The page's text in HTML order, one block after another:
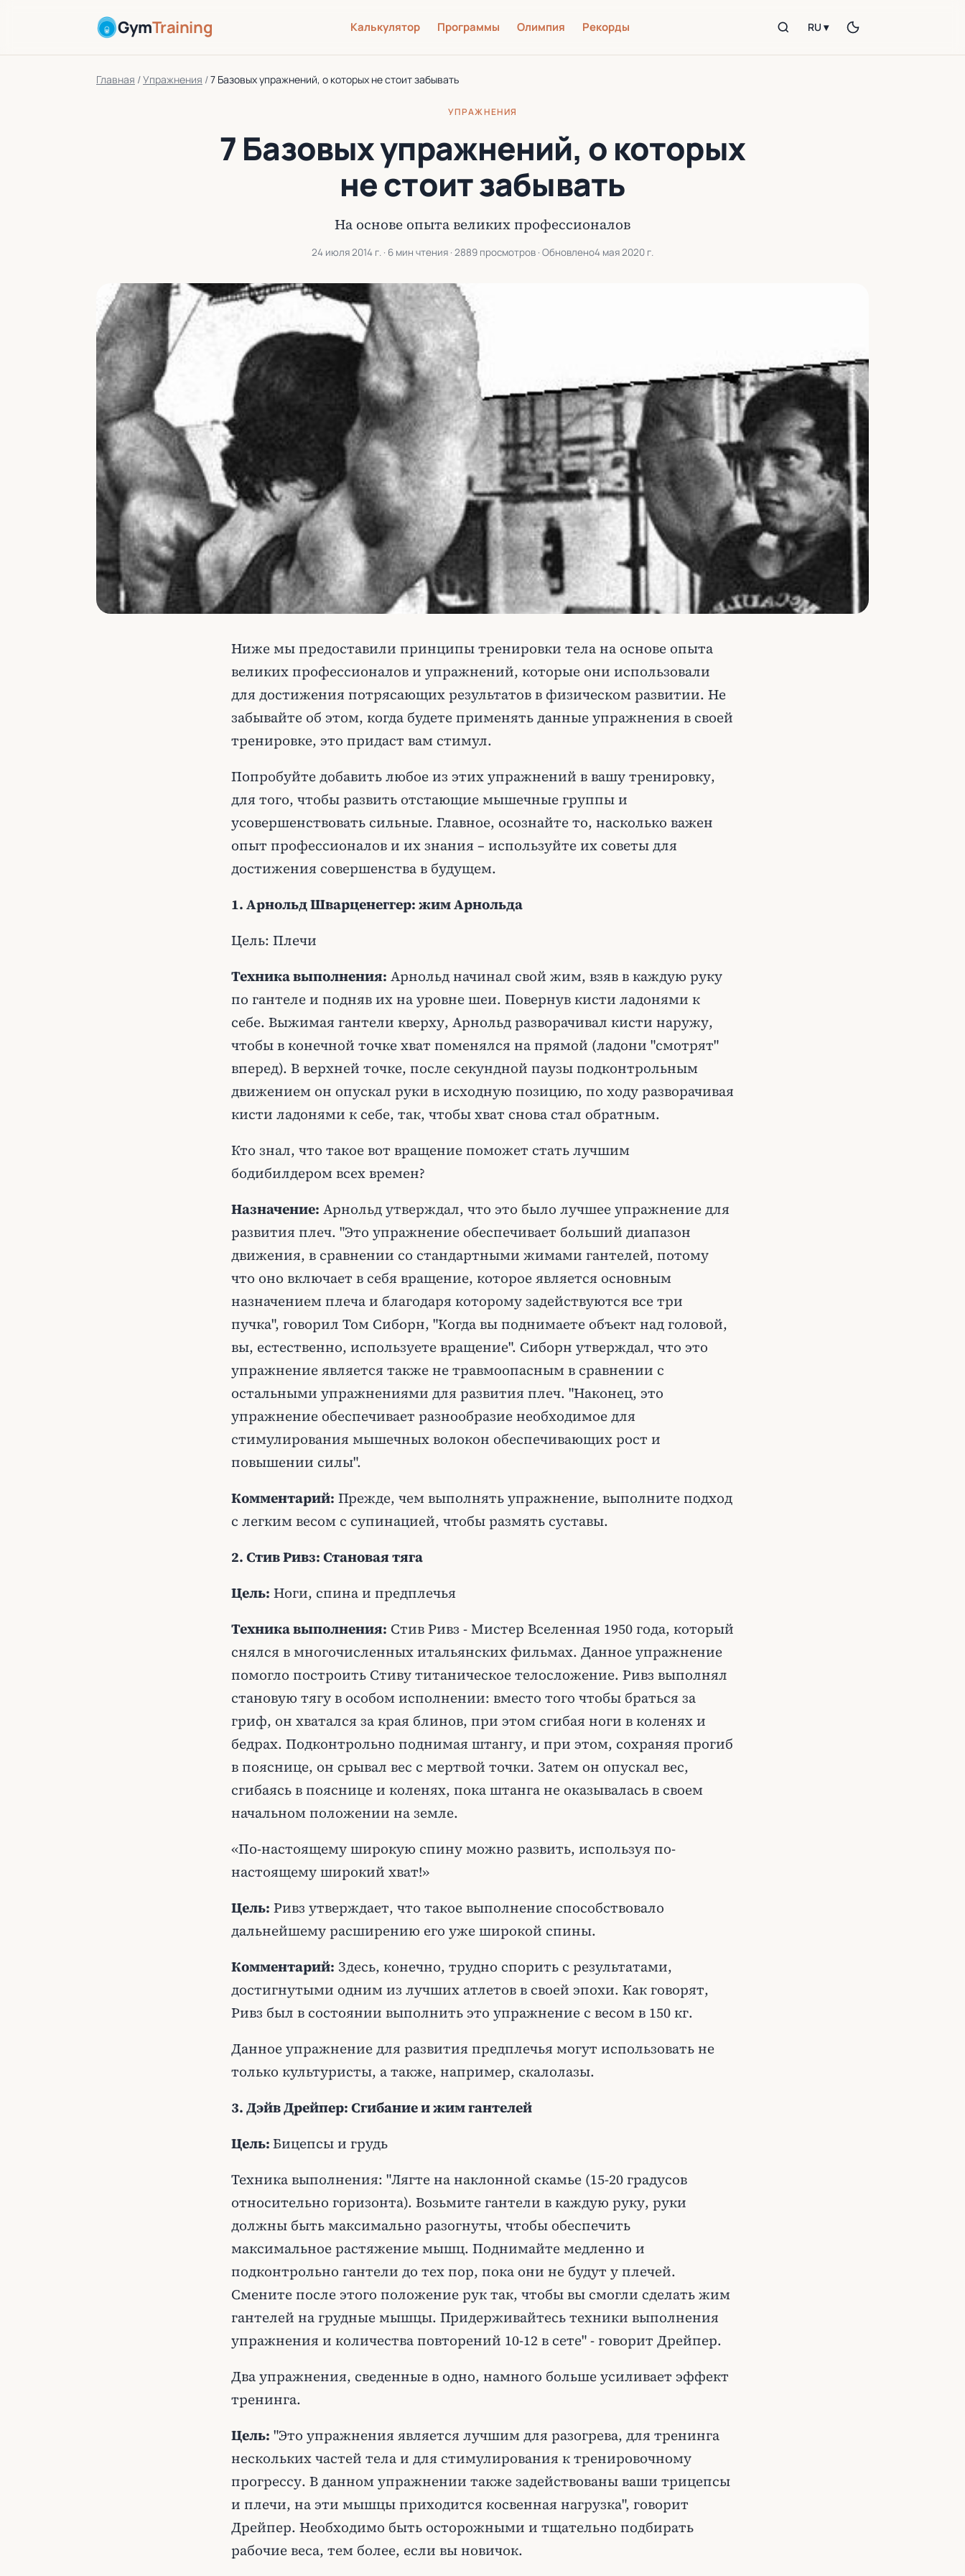
GymTraining Калькулятор Программы Олимпия Рекорды RU ▾
Главная /Упражнения /7 Базовых упражнений, о которых не стоит забывать
УПРАЖНЕНИЯ
7 Базовых упражнений, о которых
не стоит забывать
На основе опыта великих профессионалов
24 июля 2014 г. · 6 мин чтения · 2889 просмотров · Обновлено4 мая 2020 г.
Ниже мы предоставили принципы тренировки тела на основе опыта
великих профессионалов и упражнений, которые они использовали
для достижения потрясающих результатов в физическом развитии. Не
забывайте об этом, когда будете применять данные упражнения в своей
тренировке, это придаст вам стимул.
Попробуйте добавить любое из этих упражнений в вашу тренировку,
для того, чтобы развить отстающие мышечные группы и
усовершенствовать сильные. Главное, осознайте то, насколько важен
опыт профессионалов и их знания – используйте их советы для
достижения совершенства в будущем.
1. Арнольд Шварценеггер: жим Арнольда
Цель: Плечи
Техника выполнения: Арнольд начинал свой жим, взяв в каждую руку
по гантеле и подняв их на уровне шеи. Повернув кисти ладонями к
себе. Выжимая гантели кверху, Арнольд разворачивал кисти наружу,
чтобы в конечной точке хват поменялся на прямой (ладони "смотрят"
вперед). В верхней точке, после секундной паузы подконтрольным
движением он опускал руки в исходную позицию, по ходу разворачивая
кисти ладонями к себе, так, чтобы хват снова стал обратным.
Кто знал, что такое вот вращение поможет стать лучшим
бодибилдером всех времен?
Назначение: Арнольд утверждал, что это было лучшее упражнение для
развития плеч. "Это упражнение обеспечивает больший диапазон
движения, в сравнении со стандартными жимами гантелей, потому
что оно включает в себя вращение, которое является основным
назначением плеча и благодаря которому задействуются все три
пучка", говорил Том Сиборн, "Когда вы поднимаете объект над головой,
вы, естественно, используете вращение". Сиборн утверждал, что это
упражнение является также не травмоопасным в сравнении с
остальными упражнениями для развития плеч. "Наконец, это
упражнение обеспечивает разнообразие необходимое для
стимулирования мышечных волокон обеспечивающих рост и
повышении силы".
Комментарий: Прежде, чем выполнять упражнение, выполните подход
с легким весом с супинацией, чтобы размять суставы.
2. Стив Ривз: Становая тяга
Цель: Ноги, спина и предплечья
Техника выполнения: Стив Ривз - Мистер Вселенная 1950 года, который
снялся в многочисленных итальянских фильмах. Данное упражнение
помогло построить Стиву титаническое телосложение. Ривз выполнял
становую тягу в особом исполнении: вместо того чтобы браться за
гриф, он хватался за края блинов, при этом сгибая ноги в коленях и
бедрах. Подконтрольно поднимая штангу, и при этом, сохраняя прогиб
в пояснице, он срывал вес с мертвой точки. Затем он опускал вес,
сгибаясь в пояснице и коленях, пока штанга не оказывалась в своем
начальном положении на земле.
«По-настоящему широкую спину можно развить, используя по-
настоящему широкий хват!»
Цель: Ривз утверждает, что такое выполнение способствовало
дальнейшему расширению его уже широкой спины.
Комментарий: Здесь, конечно, трудно спорить с результатами,
достигнутыми одним из лучших атлетов в своей эпохи. Как говорят,
Ривз был в состоянии выполнить это упражнение с весом в 150 кг.
Данное упражнение для развития предплечья могут использовать не
только культуристы, а также, например, скалолазы.
3. Дэйв Дрейпер: Сгибание и жим гантелей
Цель:Бицепсы и грудь
Техника выполнения: "Лягте на наклонной скамье (15-20 градусов
относительно горизонта). Возьмите гантели в каждую руку, руки
должны быть максимально разогнуты, чтобы обеспечить
максимальное растяжение мышц. Поднимайте медленно и
подконтрольно гантели до тех пор, пока они не будут у плечей.
Смените после этого положение рук так, чтобы вы смогли сделать жим
гантелей на грудные мышцы. Придерживайтесь техники выполнения
упражнения и количества повторений 10-12 в сете" - говорит Дрейпер.
Два упражнения, сведенные в одно, намного больше усиливает эффект
тренинга.
Цель: "Это упражнения является лучшим для разогрева, для тренинга
нескольких частей тела и для стимулирования к тренировочному
прогрессу. В данном упражнении также задействованы ваши трицепсы
и плечи, на эти мышцы приходится косвенная нагрузка", говорит
Дрейпер. Необходимо быть осторожными и тщательно подбирать
рабочие веса, тем более, если вы новичок.